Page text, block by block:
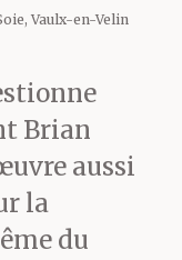
Vaulx-en-Velin
Brian
aussi
la
du